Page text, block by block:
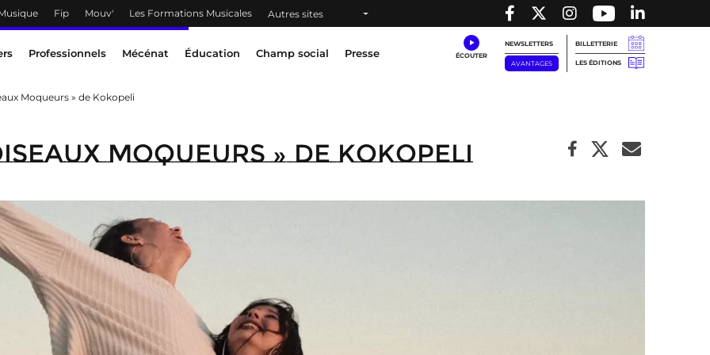
Fip Mouv' Les Formations Musicales Autres sites
Professionnels Mécénat Éducation Champ social Presse
NEWSLETTERS
AVANTAGES
BILLETTERIE
LES ÉDITIONS
Moqueurs » de Kokopeli
Moqueurs » de Kokopeli